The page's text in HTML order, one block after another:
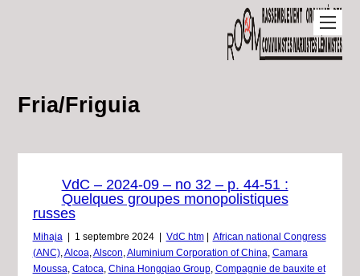
Fria/Friguia
VdC – 2024-09 – no 32 – p. 44-51 :
Quelques groupes monopolistiques
russes
Mihaja 1 septembre 2024 VdC htm
African national Congress
(ANC), Alcoa Alscon Aluminium Corporation of China Camara
Moussa Catoca China Hongqiao Group, Compagnie de bauxite et